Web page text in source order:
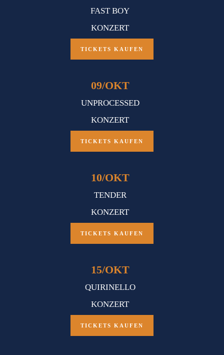
FAST BOY
KONZERT
TICKETS KAUFEN
09/OKT
UNPROCESSED
KONZERT
TICKETS KAUFEN
10/OKT
TENDER
KONZERT
TICKETS KAUFEN
15/OKT
QUIRINELLO
KONZERT
TICKETS KAUFEN